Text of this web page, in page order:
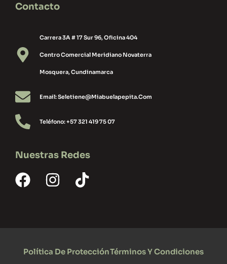
Contacto
Carrera 3A # 17 Sur 96, Oficina 404
Centro Comercial Meridiano Novaterra
Mosquera, Cundinamarca
Email: Seletiene@miabuelapepita.com
Teléfono: +57 321 419 75 07
Nuestras Redes
Política De ProtecciónTérminos Y Condiciones